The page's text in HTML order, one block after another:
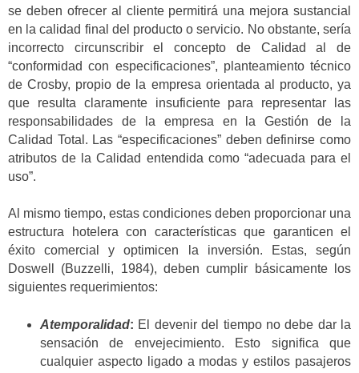
se deben ofrecer al cliente permitirá una mejora sustancial
en la calidad final del producto o servicio. No obstante, sería
incorrecto circunscribir el concepto de Calidad al de
“conformidad con especificaciones”, planteamiento técnico
de Crosby, propio de la empresa orientada al producto, ya
que resulta claramente insuficiente para representar las
responsabilidades de la empresa en la Gestión de la
Calidad Total. Las “especificaciones” deben definirse como
atributos de la Calidad entendida como “adecuada para el
uso”.
Al mismo tiempo, estas condiciones deben proporcionar una
estructura hotelera con características que garanticen el
éxito comercial y optimicen la inversión. Estas, según
Doswell (Buzzelli, 1984), deben cumplir básicamente los
siguientes requerimientos:
Atemporalidad: El devenir del tiempo no debe dar la
sensación de envejecimiento. Esto significa que
cualquier aspecto ligado a modas y estilos pasajeros